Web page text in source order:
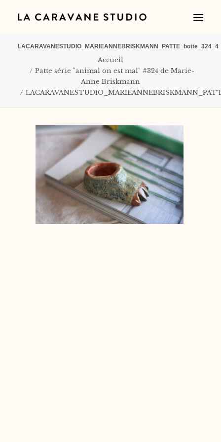
LACARAVANESTUDIO_MARIEANNEBRISKMANN_PATTE_botte_324_4
Accueil
Patte série "animal on est mal" #324 de Marie-
Anne Briskmann